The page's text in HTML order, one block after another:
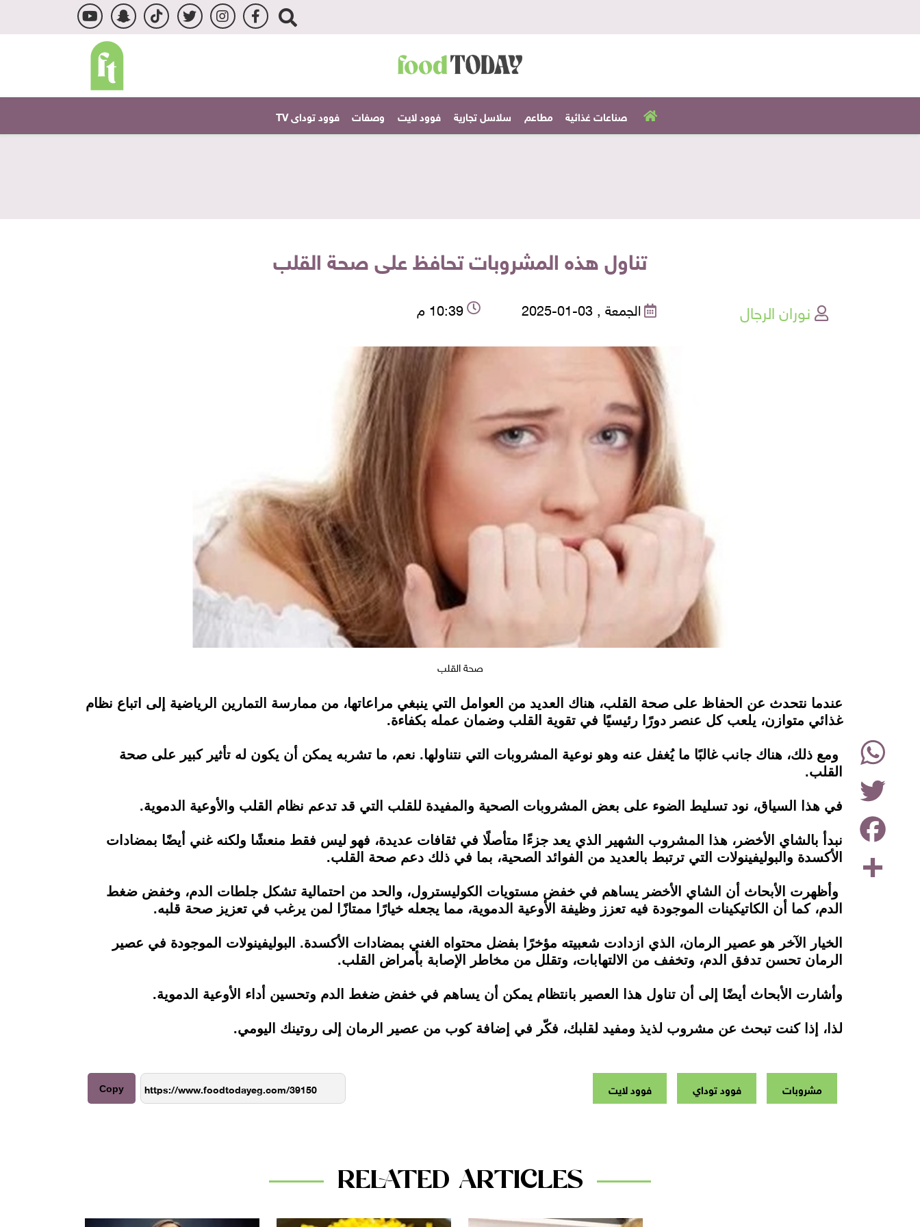
صناعات غذائية مطاعم سلاسل تجارية فوود لايت وصفات فوود توداى TV
تناول هذه المشروبات تحافظ على صحة القلب
نوران الرجال الجمعة , 03-01-2025 10:39 م
صحة القلب
Share
Facebook
Twitter
WhatsApp
instagramعندما نتحدث عن الحفاظ على صحة القلب، هناك العديد من العوامل التي ينبغي مراعاتها، من ممارسة التمارين الرياضية إلى اتباع نظام
غذائي متوازن، يلعب كل عنصر دورًا رئيسيًا في تقوية القلب وضمان عمله بكفاءة.
ومع ذلك، هناك جانب غالبًا ما يُغفل عنه وهو نوعية المشروبات التي نتناولها. نعم، ما تشربه يمكن أن يكون له تأثير كبير على صحة
القلب.
في هذا السياق، نود تسليط الضوء على بعض المشروبات الصحية والمفيدة للقلب التي قد تدعم نظام القلب والأوعية الدموية.
نبدأ بالشاي الأخضر، هذا المشروب الشهير الذي يعد جزءًا متأصلًا في ثقافات عديدة، فهو ليس فقط منعشًا ولكنه غني أيضًا بمضادات
الأكسدة والبوليفينولات التي ترتبط بالعديد من الفوائد الصحية، بما في ذلك دعم صحة القلب.
وأظهرت الأبحاث أن الشاي الأخضر يساهم في خفض مستويات الكوليسترول، والحد من احتمالية تشكل جلطات الدم، وخفض ضغط
الدم، كما أن الكاتيكينات الموجودة فيه تعزز وظيفة الأوعية الدموية، مما يجعله خيارًا ممتازًا لمن يرغب في تعزيز صحة قلبه.
الخيار الآخر هو عصير الرمان، الذي ازدادت شعبيته مؤخرًا بفضل محتواه الغني بمضادات الأكسدة. البوليفينولات الموجودة في عصير
الرمان تحسن تدفق الدم، وتخفف من الالتهابات، وتقلل من مخاطر الإصابة بأمراض القلب.
وأشارت الأبحاث أيضًا إلى أن تناول هذا العصير بانتظام يمكن أن يساهم في خفض ضغط الدم وتحسين أداء الأوعية الدموية.
لذا، إذا كنت تبحث عن مشروب لذيذ ومفيد لقلبك، فكّر في إضافة كوب من عصير الرمان إلى روتينك اليومي.
مشروبات فوود توداي فوود لايت Copy
RELATED ARTICLES